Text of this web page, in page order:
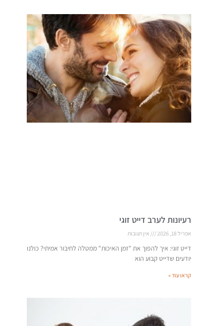
רעיונות לערב דייט זוגי
אפריל 18, 2026 אין תגובות
דייט זוגי: איך להפוך את "זמן האיכות" ממטלה לחיבור אמיתי? כולנו
יודעים שדייט קבוע הוא
קראו עוד »